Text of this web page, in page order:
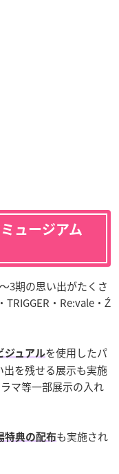
ュージアム
3期の思い出がたくさ
TRIGGER・Re:vale・Ź
ジュアルを使用したパ
を残せる展示も実施
マ等一部展示の入れ
特典の配布も実施され